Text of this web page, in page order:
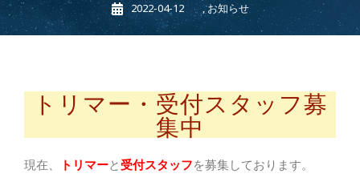
2022-04-12 ,お知らせ
トリマー・受付スタッフ募
集中
現在、 トリマーと 受付スタッフを募集しております。